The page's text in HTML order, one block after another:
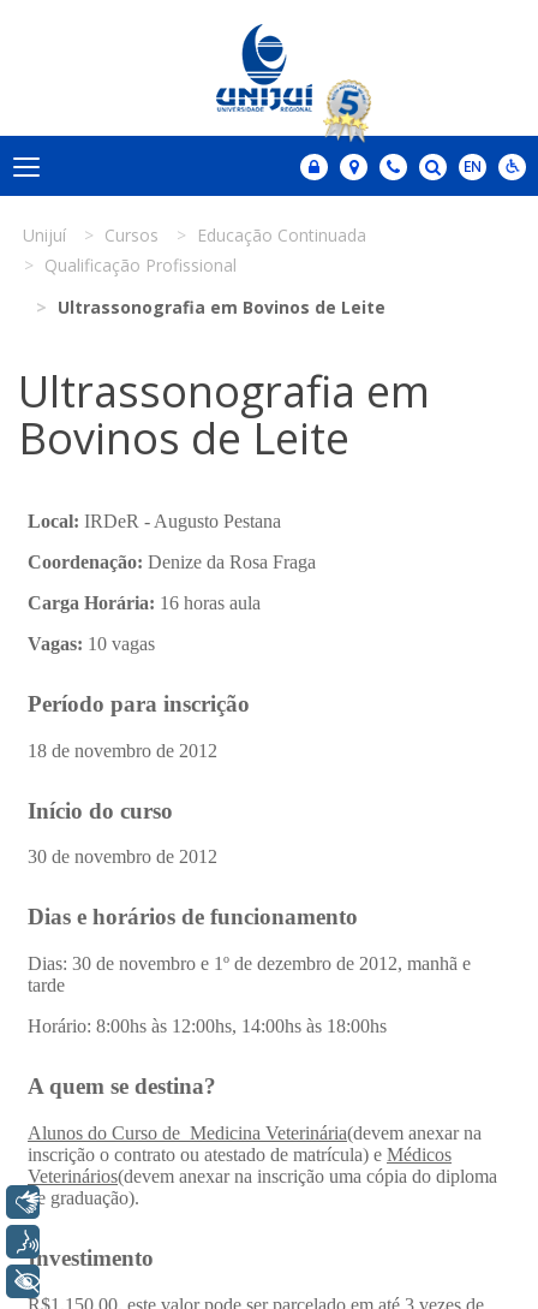
Unijuí Cursos
Educação Continuada
Qualificação Profissional
Ultrassonografia em Bovinos de Leite
Ultrassonografia em
Bovinos de Leite
Libras